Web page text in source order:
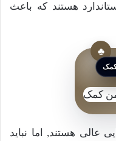
هستند که باعث
کمک
عالی هستند, اما نباید